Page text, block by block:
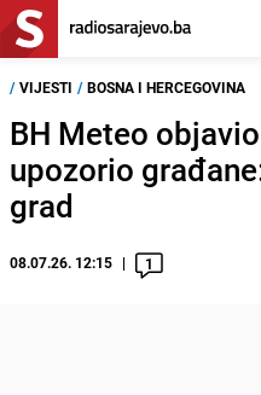
/ VIJESTI / BOSNA I HERCEGOVINA
BH Meteo
upozorio
grad
08.07.26. 12:15 1